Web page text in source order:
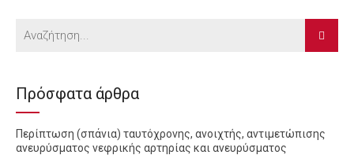
Πρόσφατα άρθρα
Περίπτωση (σπάνια) ταυτόχρονης, ανοιχτής, αντιμετώπισης
ανευρύσματος νεφρικής αρτηρίας και ανευρύσματος